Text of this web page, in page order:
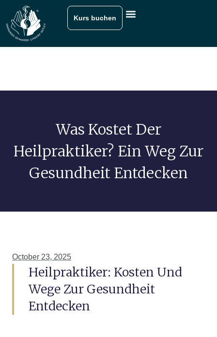
Kurs buchen
Was Kostet Der
Heilpraktiker? Ein Weg Zur
Gesundheit Entdecken
October 23, 2025
Heilpraktiker: Kosten Und
Wege Zur Gesundheit
Entdecken